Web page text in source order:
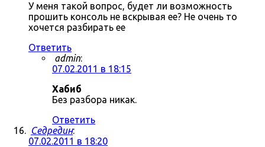
У меня такой вопрос, будет ли возможность
прошить консоль не вскрывая ее? Не очень то
хочется разбирать ее
Ответить
admin:
07.02.2011 в 18:15
Хабиб
Без разбора никак.
Ответить
Седредин:
07.02.2011 в 18:20